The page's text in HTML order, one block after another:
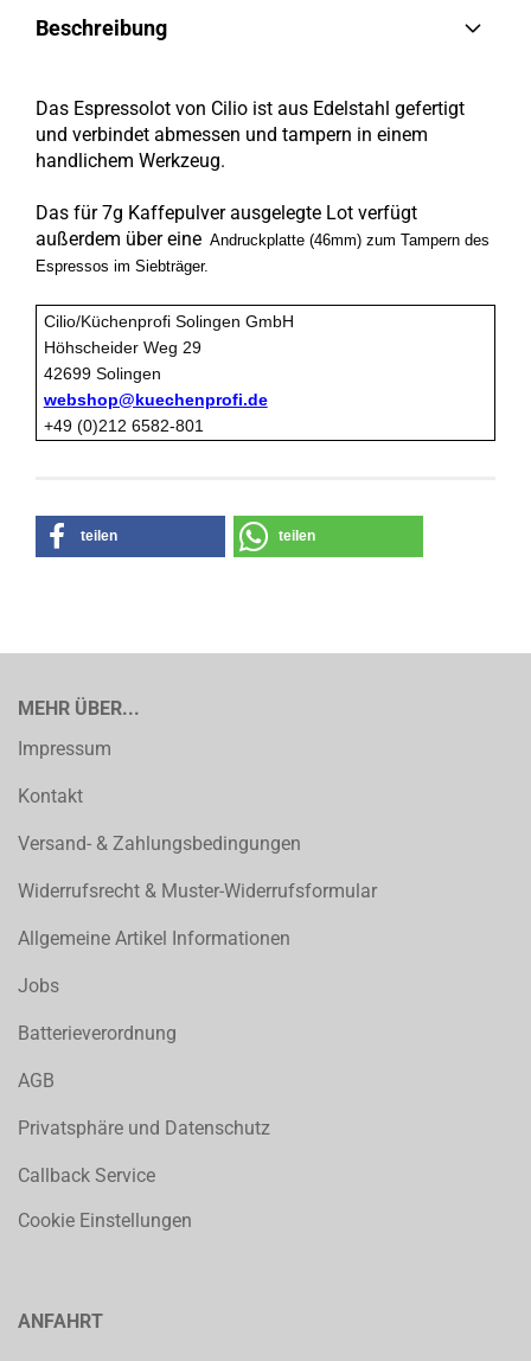
Beschreibung
Das Espressolot von Cilio ist aus Edelstahl gefertigt
und verbindet abmessen und tampern in einem
handlichem Werkzeug.
Das für 7g Kaffepulver ausgelegte Lot verfügt
außerdem über eine Andruckplatte (46mm) zum Tampern des
Espressos im Siebträger.
Cilio/Küchenprofi Solingen GmbH
Höhscheider Weg 29
42699 Solingen
webshop@kuechenprofi.de
+49 (0)212 6582-801
teilen teilen
MEHR ÜBER...
Impressum
Kontakt
Versand- & Zahlungsbedingungen
Widerrufsrecht & Muster-Widerrufsformular
Allgemeine Artikel Informationen
Jobs
Batterieverordnung
AGB
Privatsphäre und Datenschutz
Callback Service
Cookie Einstellungen
ANFAHRT